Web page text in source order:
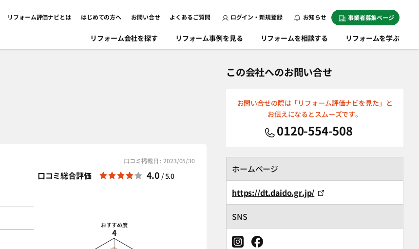
リフォーム評価ナビとは はじめての方へ お問い合せ よくあるご質問 ログイン・新規登録 お知らせ 事業者募集ページ
リフォーム会社を探す リフォーム事例を見る リフォームを相談する リフォームを学ぶ
口コミ掲載日 : 2023/05/30
口コミ総合評価 4.0 / 5.0
おすすめ度
4
この会社へのお問い合せ
お問い合せの際は「リフォーム評価ナビを見た」と
お伝えになるとスムーズです。
0120-554-508
ホームページ
https://dt.daido.gr.jp/
SNS